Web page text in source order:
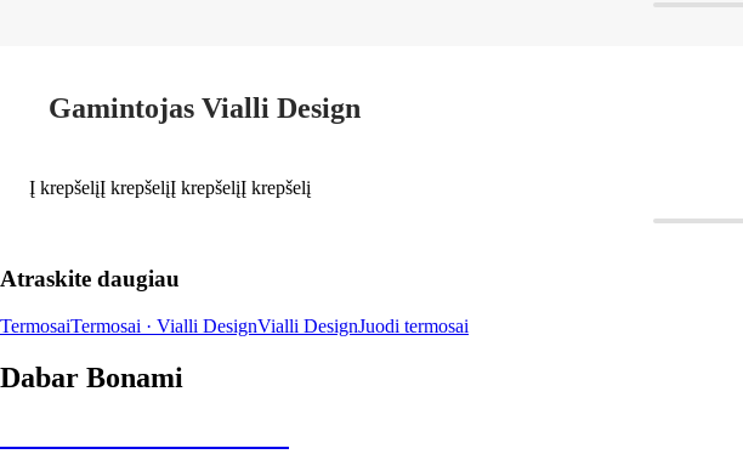
Gamintojas Vialli Design
Į krepšelįĮ krepšelįĮ krepšelįĮ krepšelį
Atraskite daugiau
TermosaiTermosai · Vialli DesignVialli DesignJuodi termosai
Dabar Bonami